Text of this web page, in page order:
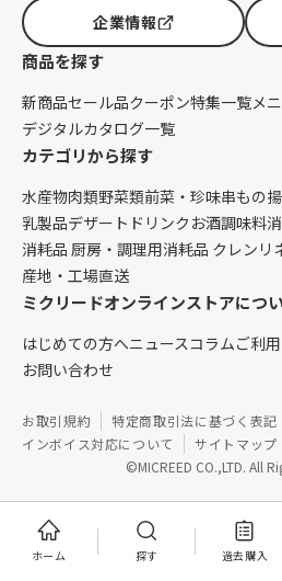
ホーム 探す 過去購入
企業情報
商品を探す
新商品セール品クーポン特集一覧メ
デジタルカタログ一覧
カテゴリから探す
水産物肉類野菜類前菜・珍味串もの
乳製品デザート ドリンク お酒調味料
消耗品 厨房・調理用消耗品 クレンリ
産地・工場直送
ミクリードオンラインストアにつ
はじめての方へニュースコラムご利
お問い合わせ
©MICREED CO.,LTD. All
お取引規約 特定商取引法に基づく表記
インボイス対応について
サイトマップ